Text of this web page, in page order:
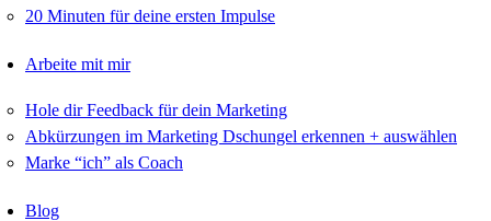
20 Minuten für deine ersten Impulse
Arbeite mit mir
Hole dir Feedback für dein Marketing
Abkürzungen im Marketing Dschungel erkennen + auswählen
Marke “ich” als Coach
Blog